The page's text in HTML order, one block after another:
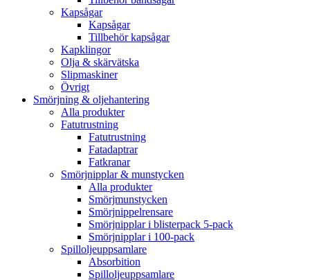
Kapsågar
Kapsågar
Tillbehör kapsågar
Kapklingor
Olja & skärvätska
Slipmaskiner
Övrigt
Smörjning & oljehantering
Alla produkter
Fatutrustning
Fatutrustning
Fatadaptrar
Fatkranar
Smörjnipplar & munstycken
Alla produkter
Smörjmunstycken
Smörjnippelrensare
Smörjnipplar i blisterpack 5-pack
Smörjnipplar i 100-pack
Spilloljeuppsamlare
Absorbition
Spilloljeuppsamlare